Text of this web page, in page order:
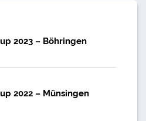
2023 – Böhringen
2022 – Münsingen